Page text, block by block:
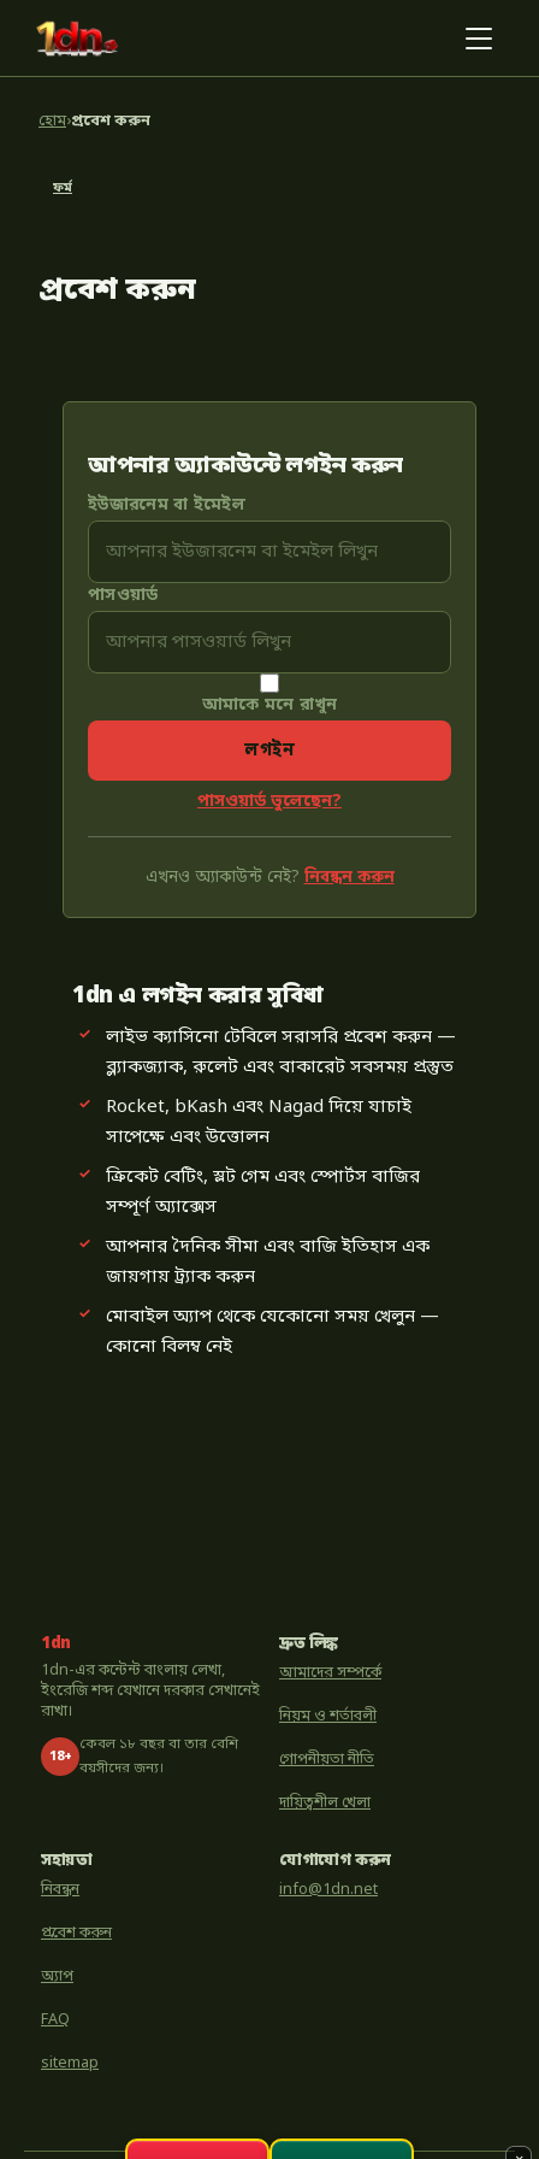
হোম›প্রবেশ করুন
ফর্ম
প্রবেশ করুন
আপনার অ্যাকাউন্টে লগইন করুন
ইউজারনেম বা ইমেইল
পাসওয়ার্ড
আমাকে মনে রাখুন
লগইন
পাসওয়ার্ড ভুলেছেন?
এখনও অ্যাকাউন্ট নেই?নিবন্ধন করুন
1dn এ লগইন করার সুবিধা
লাইভ ক্যাসিনো টেবিলে সরাসরি প্রবেশ করুন —
ব্ল্যাকজ্যাক, রুলেট এবং বাকারেট সবসময় প্রস্তুত
Rocket, bKash এবং Nagad দিয়ে যাচাই
সাপেক্ষে এবং উত্তোলন
ক্রিকেট বেটিং, স্লট গেম এবং স্পোর্টস বাজির
সম্পূর্ণ অ্যাক্সেস
আপনার দৈনিক সীমা এবং বাজি ইতিহাস এক
জায়গায় ট্র্যাক করুন
মোবাইল অ্যাপ থেকে যেকোনো সময় খেলুন —
কোনো বিলম্ব নেই
1dn
1dn-এর কন্টেন্ট বাংলায় লেখা,
ইংরেজি শব্দ যেখানে দরকার সেখানেই
রাখা।
18+
কেবল ১৮ বছর বা তার বেশি
বয়সীদের জন্য।
দ্রুত লিঙ্ক
আমাদের সম্পর্কে
নিয়ম ও শর্তাবলী
গোপনীয়তা নীতি
দায়িত্বশীল খেলা
সহায়তা
নিবন্ধন
প্রবেশ করুন
অ্যাপ
FAQ
sitemap
যোগাযোগ করুন
info@1dn.net